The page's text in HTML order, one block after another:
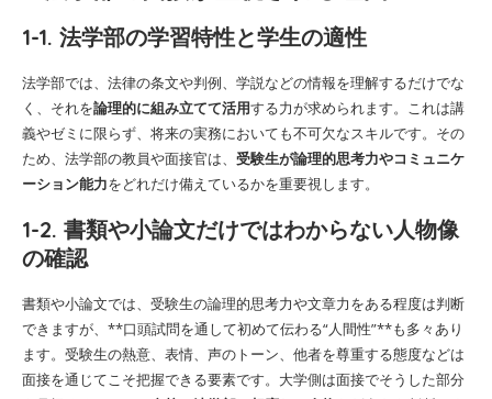
1-1. 法学部の学習特性と学生の適性
法学部では、法律の条文や判例、学説などの情報を理解するだけでな
く、それを論理的に組み立てて活用する力が求められます。これは講
義やゼミに限らず、将来の実務においても不可欠なスキルです。その
ため、法学部の教員や面接官は、 受験生が論理的思考力やコミュニケ
ーション能力をどれだけ備えているかを重要視します。
1-2. 書類や小論文だけではわからない人物像
の確認
書類や小論文では、受験生の論理的思考力や文章力をある程度は判断
できますが、**口頭試問を通して初めて伝わる“人間性”**も多々あり
ます。受験生の熱意、表情、声のトーン、他者を尊重する態度などは
面接を通じてこそ把握できる要素です。大学側は面接でそうした部分